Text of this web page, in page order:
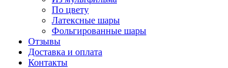
По цвету
Латексные шары
Фольгированные шары
Отзывы
Доставка и оплата
Контакты